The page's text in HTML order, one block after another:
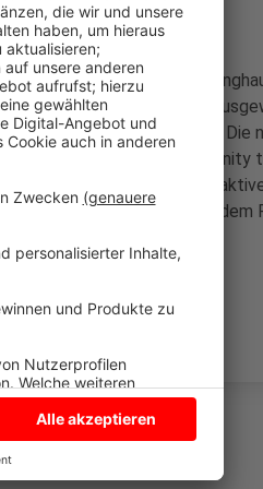
Pflegeazubis nach
hat sich mittlerweile
der Verein inzwischen. Die
bzw. multikulti-
kann. Das soll es noch
hierher zu kommen, um